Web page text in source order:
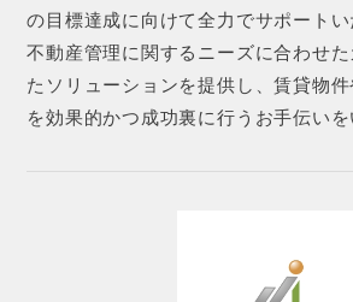
の目標達成に向けて全力でサポートい
不動産管理に関するニーズに合わせ
たソリューションを提供し、賃貸物
を効果的かつ成功裏に行うお手伝いを